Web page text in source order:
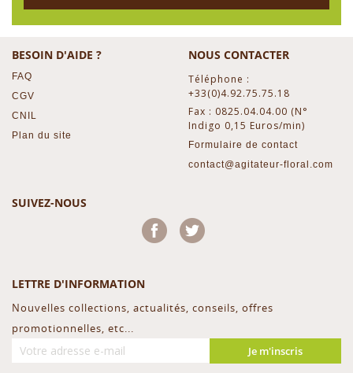
BESOIN D'AIDE ?
FAQ
CGV
CNIL
Plan du site
NOUS CONTACTER
Téléphone :
+33(0)4.92.75.75.18
Fax : 0825.04.04.00 (N°
Indigo 0,15 Euros/min)
Formulaire de contact
contact@agitateur-floral.com
SUIVEZ-NOUS
Facebook
LETTRE D'INFORMATION
Nouvelles collections, actualités, conseils, offres
promotionnelles, etc...
Je m'inscris